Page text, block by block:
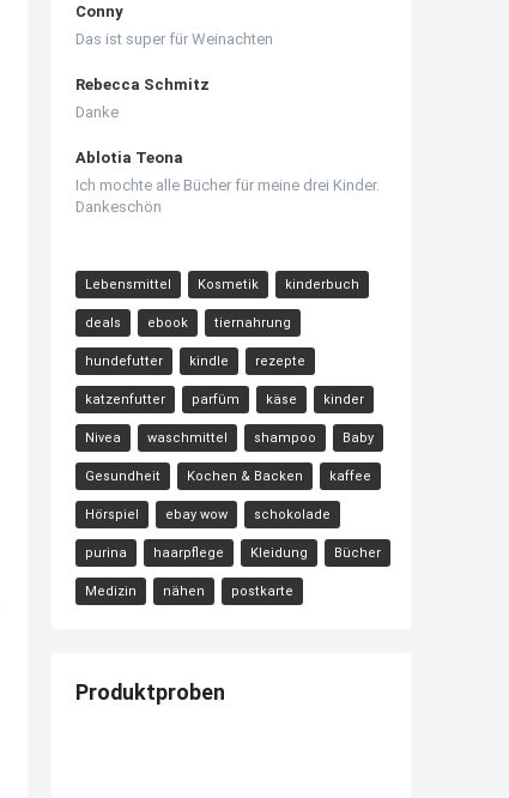
Conny
Das ist super für Weinachten
Rebecca Schmitz
Danke
Ablotia Teona
Ich mochte alle Bücher für meine drei Kinder.
Dankeschön
Lebensmittel Kosmetik kinderbuch
deals ebook tiernahrung
hundefutter kindle rezepte
katzenfutter parfüm käse kinder
Nivea waschmittel shampoo Baby
Gesundheit Kochen & Backen kaffee
Hörspiel ebay wow schokolade
purina haarpflege Kleidung Bücher
Medizin nähen postkarte
Produktproben